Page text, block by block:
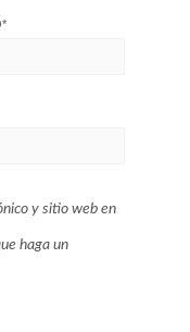
*
y sitio web en
haga un